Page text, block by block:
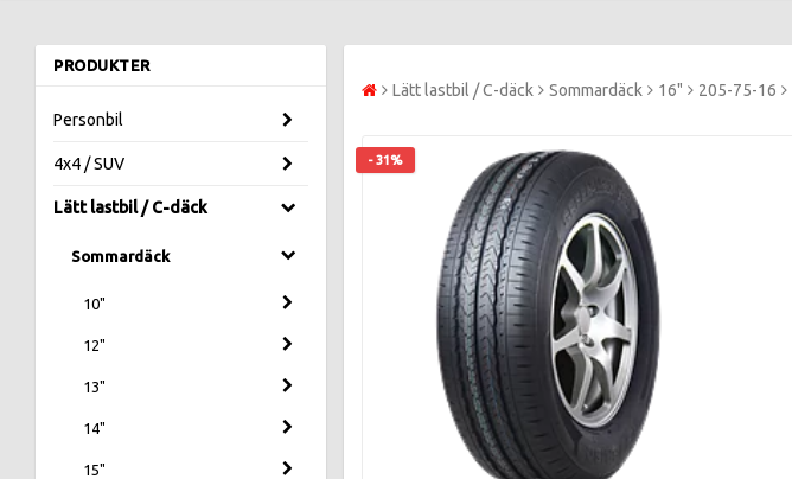
PRODUKTER
Personbil
4x4 / SUV
Lätt lastbil / C-däck
Sommardäck
10"
12"
13"
14"
15"
Lätt lastbil / C-däck Sommardäck 16" 205-75-16
- 31%